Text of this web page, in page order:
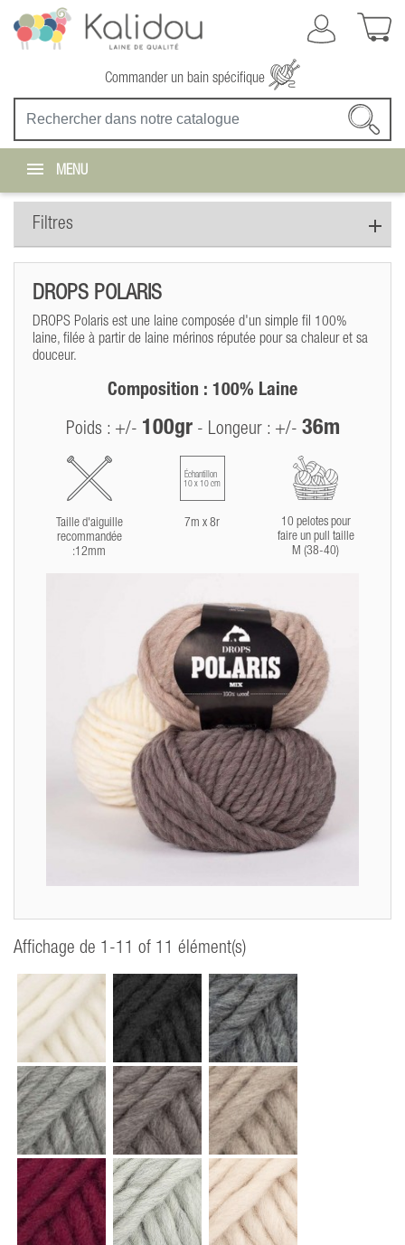
Commander un bain spécifique
MENU
Filtres
DROPS POLARIS
DROPS Polaris est une laine composée d'un simple fil 100%
laine, filée à partir de laine mérinos réputée pour sa chaleur et sa
douceur.
Composition : 100% Laine
Poids : +/- 100gr- Longeur : +/- 36m
Taille d'aiguille
recommandée
:12mm
Échantillon
10 x 10 cm
7m x 8r
10 pelotes pour
faire un pull taille
M (38-40)
Affichage de 1-11 of 11 élément(s)